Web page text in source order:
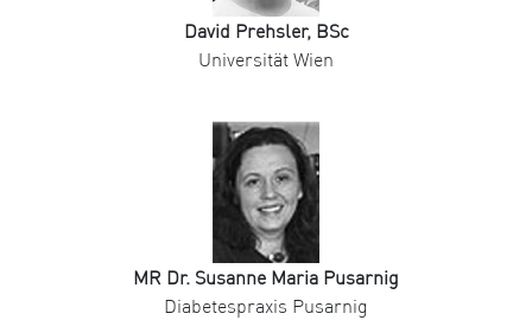
David Prehsler, BSc
Universität Wien
MR Dr. Susanne Maria Pusarnig
Diabetespraxis Pusarnig